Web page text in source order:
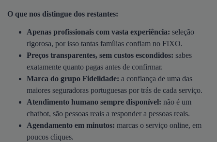
O que nos distingue dos restantes:
Apenas profissionais com vasta experiência: seleção
rigorosa, por isso tantas famílias confiam no FIXO.
Preços transparentes, sem custos escondidos: sabes
exatamente quanto pagas antes de confirmar.
Marca do grupo Fidelidade: a confiança de uma das
maiores seguradoras portuguesas por trás de cada serviço.
Atendimento humano sempre disponível: não é um
chatbot, são pessoas reais a responder a pessoas reais.
Agendamento em minutos: marcas o serviço online, em
poucos cliques.